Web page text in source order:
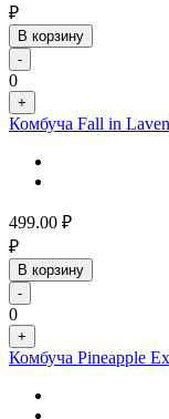
₽
В корзину
-
0
+
Комбуча Fall in
499.00 ₽
₽
В корзину
-
0
+
Комбуча Pineapple